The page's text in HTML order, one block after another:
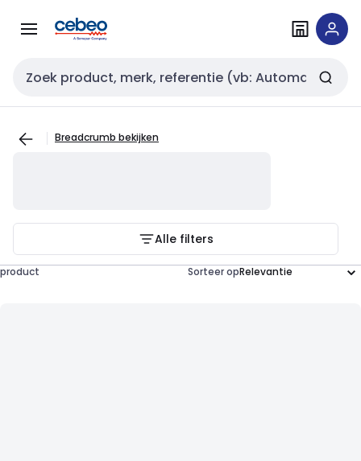
naar
naar
Zoekveld invoer
Breadcrumb bekijken
Alle filters
product Sorteer op